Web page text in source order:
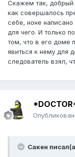
Скажем так, добрый
как совершалось
себе, ноне написано
для чего. И только
том, что в его доме
явиться к нему для
следователь взял,
Сакен